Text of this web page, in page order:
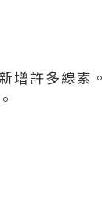
增許多線